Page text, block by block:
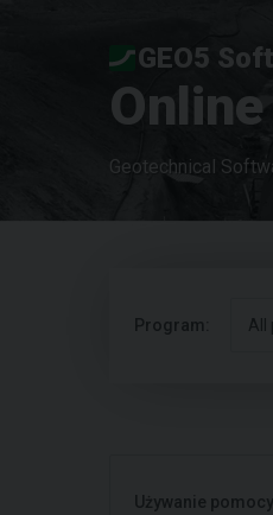
GEO5
Geotechnical
Program: All
Używanie pomocy